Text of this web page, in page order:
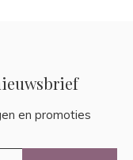
en promoties